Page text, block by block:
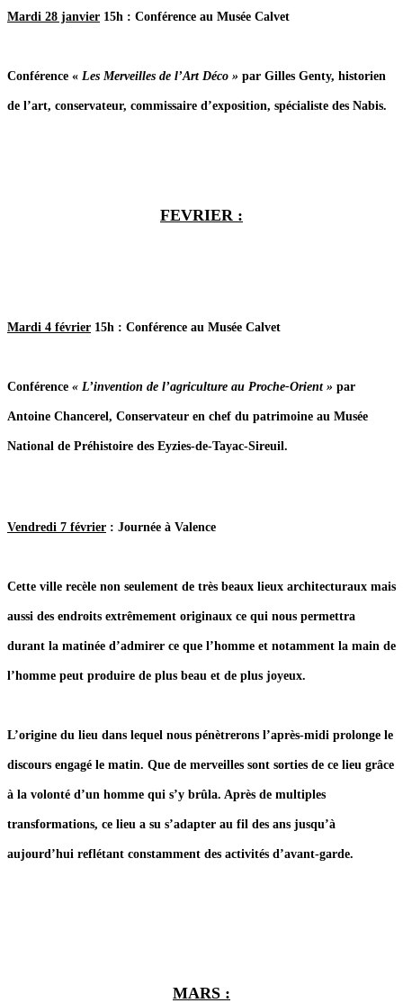
Mardi 28 janvier 15h : Conférence au Musée Calvet
Conférence « Les Merveilles de l’Art Déco » par Gilles Genty, historien
de l’art, conservateur, commissaire d’exposition, spécialiste des Nabis.
FEVRIER :
Mardi 4 février 15h : Conférence au Musée Calvet
Conférence « L’invention de l’agriculture au Proche-Orient » par
Antoine Chancerel, Conservateur en chef du patrimoine au Musée
National de Préhistoire des Eyzies-de-Tayac-Sireuil.
Vendredi 7 février : Journée à Valence
Cette ville recèle non seulement de très beaux lieux architecturaux mais
aussi des endroits extrêmement originaux ce qui nous permettra
durant la matinée d’admirer ce que l’homme et notamment la main de
l’homme peut produire de plus beau et de plus joyeux.
L’origine du lieu dans lequel nous pénètrerons l’après-midi prolonge le
discours engagé le matin. Que de merveilles sont sorties de ce lieu grâce
à la volonté d’un homme qui s’y brûla. Après de multiples
transformations, ce lieu a su s’adapter au fil des ans jusqu’à
aujourd’hui reflétant constamment des activités d’avant-garde.
MARS :